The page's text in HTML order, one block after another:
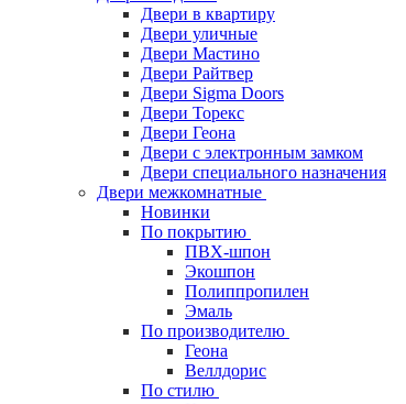
Двери в квартиру
Двери уличные
Двери Мастино
Двери Райтвер
Двери Sigma Doors
Двери Торекс
Двери Геона
Двери с электронным замком
Двери специального назначения
Двери межкомнатные
Новинки
По покрытию
ПВХ-шпон
Экошпон
Полиппропилен
Эмаль
По производителю
Геона
Веллдорис
По стилю